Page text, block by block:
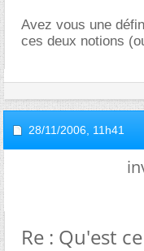
Avez vous une
ces deux notions
28/11/2006, 11h41
Re : Qu'est